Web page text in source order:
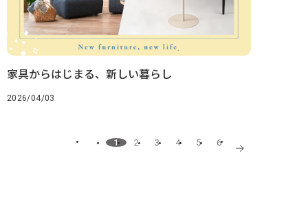
家具からはじまる、新しい暮らし
2026/04/03
1 2 3 4 5 6